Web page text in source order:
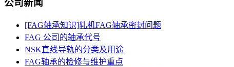
公司新闻
[FAG轴承知识]轧机FAG轴承密封问题
FAG 公司的轴承代号
NSK直线导轨的分类及用途
FAG轴承的检修与维护重点